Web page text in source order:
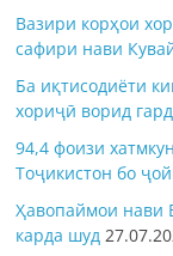
Вазири корҳои
сафири нави
Ба иқтисодиёти
хориҷӣ ворид
94,4 фоизи
Тоҷикистон бо
Ҳавопаймои нави
карда шуд